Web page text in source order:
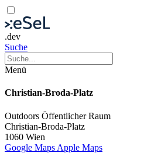
.dev
Suche
Menü
Christian-Broda-Platz
Outdoors Öffentlicher Raum
Christian-Broda-Platz
1060 Wien
Google Maps Apple Maps